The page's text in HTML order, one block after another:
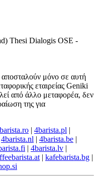
Thesi Dialogis OSE -
μόνο σε αυτή
εταιρείας Geniki
από άλλο μεταφορέα, δεν
της για
| 4barista.pl |
4barista.nl | 4barista.be |
| 4barista.lv |
| kafebarista.bg |